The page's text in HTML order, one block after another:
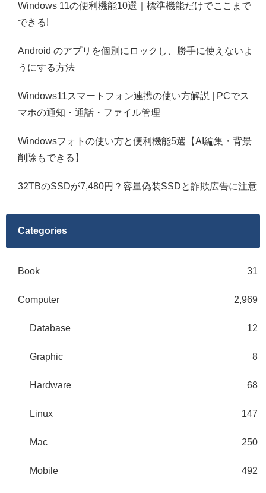
Windows 11の便利機能10選｜標準機能だけでここまで
できる!
Android のアプリを個別にロックし、勝手に使えないよ
うにする方法
Windows11スマートフォン連携の使い方解説 | PCでス
マホの通知・通話・ファイル管理
Windowsフォトの使い方と便利機能5選【AI編集・背景
削除もできる】
32TBのSSDが7,480円？容量偽装SSDと詐欺広告に注意
Categories
Book 31
Computer 2,969
Database 12
Graphic 8
Hardware 68
Linux 147
Mac 250
Mobile 492